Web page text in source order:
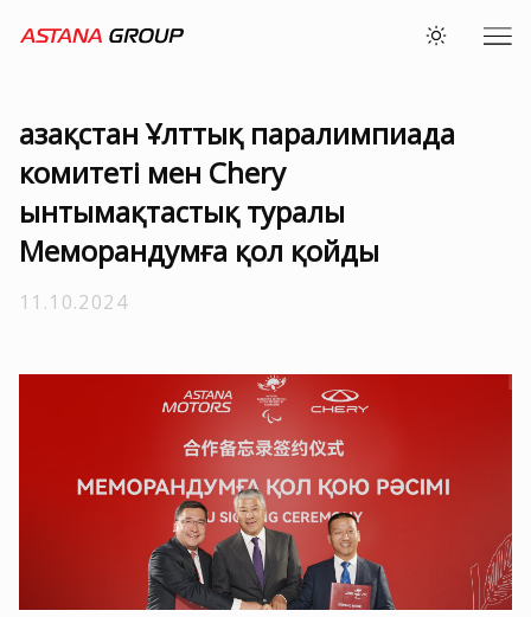
Қазақстан Ұлттық паралимпиада
комитеті мен Chery
ынтымақтастық туралы
Меморандумға қол қойды
11.10.2024